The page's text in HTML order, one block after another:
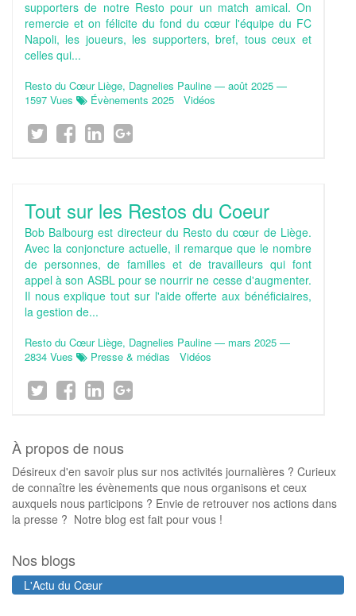
supporters de notre Resto pour un match amical. On
remercie et on félicite du fond du cœur l'équipe du FC
Napoli, les joueurs, les supporters, bref, tous ceux et
celles qui...
Resto du Cœur Liège, Dagnelies Pauline — août 2025 —
1597 Vues
Évènements 2025 Vidéos
Tout sur les Restos du Coeur
Bob Balbourg est directeur du Resto du cœur de Liège.
Avec la conjoncture actuelle, il remarque que le nombre
de personnes, de familles et de travailleurs qui font
appel à son ASBL pour se nourrir ne cesse d'augmenter.
Il nous explique tout sur l'aide offerte aux bénéficiaires,
la gestion de...
Resto du Cœur Liège, Dagnelies Pauline — mars 2025 —
2834 Vues
Presse & médias Vidéos
À propos de nous
Désireux d'en savoir plus sur nos activités journalières ? Curieux
de connaître les évènements que nous organisons et ceux
auxquels nous participons ? Envie de retrouver nos actions dans
la presse ? Notre blog est fait pour vous !
Nos blogs
L'Actu du Cœur